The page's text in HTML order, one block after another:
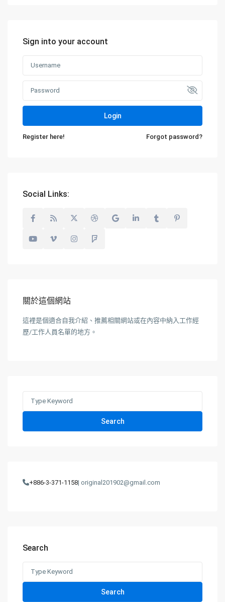
Sign into your account
Login
Register here! Forgot password?
Social Links:
關於這個網站
這裡是個適合自我介紹、推薦相關網站或在內容中納入工作經
歷/工作人員名單的地方。
Search
+886-3-371-1158| original201902@gmail.com
Search
Search